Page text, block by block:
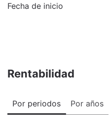
Fecha de inicio
Rentabilidad
Por periodos Por años